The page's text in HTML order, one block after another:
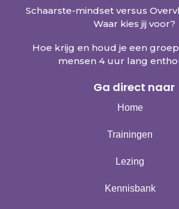
Schaarste-mindset versus
Waar kies jij voor?
Hoe krijg en houd je een
mensen 4 uur lang
Ga direct naar
Home
Trainingen
Lezing
Kennisbank